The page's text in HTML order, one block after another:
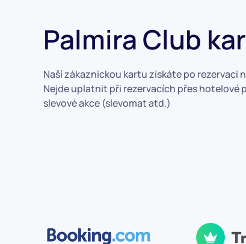
Palmira Club
Naší zákaznickou kartu získáte po rezervaci
Nejde uplatnit při rezervacích přes
slevové akce (slevomat atd.)